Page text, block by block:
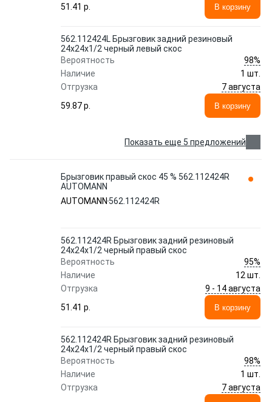
51.41 p.
В корзину
562.112424L Брызговик задний резиновый
24x24х1/2 черный левый скос
Вероятность
98%
Наличие
1 шт.
Отгрузка
7 августа
59.87 p.
В корзину
Показать еще 5 предложений
Брызговик правый скос 45 % 562.112424R
AUTOMANN
AUTOMANN 562.112424R
562.112424R Брызговик задний резиновый
24x24х1/2 черный правый скос
Вероятность
95%
Наличие
12 шт.
Отгрузка
9 - 14 августа
51.41 p.
В корзину
562.112424R Брызговик задний резиновый
24x24х1/2 черный правый скос
Вероятность
98%
Наличие
1 шт.
Отгрузка
7 августа